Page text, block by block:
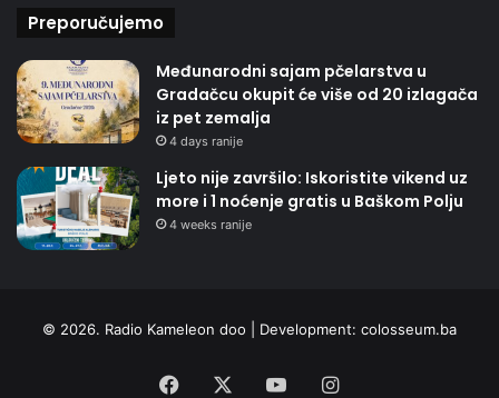
Preporučujemo
Međunarodni sajam pčelarstva u
Gradačcu okupit će više od 20 izlagača
iz pet zemalja
4 days ranije
Ljeto nije završilo: Iskoristite vikend uz
more i 1 noćenje gratis u Baškom Polju
4 weeks ranije
© 2026. Radio Kameleon doo | Development: colosseum.ba
Facebook YouTubeInstagram